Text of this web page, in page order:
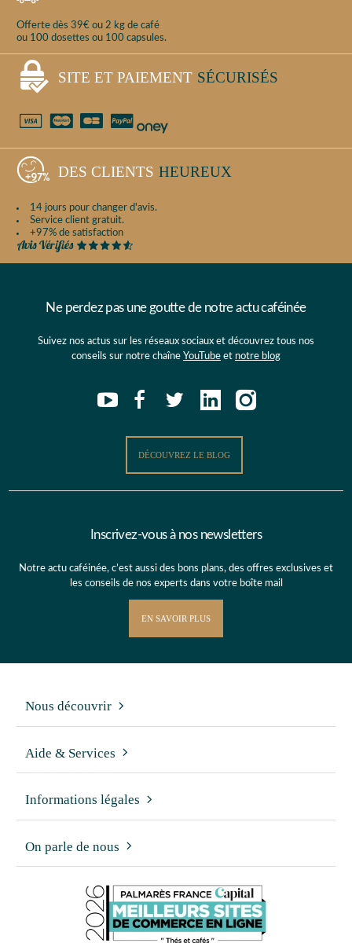
Offerte dès 39€ ou 2 kg de café
ou 100 dosettes ou 100 capsules.
SITE ET PAIEMENT SÉCURISÉS
DES CLIENTS HEUREUX
14 jours pour changer d'avis.
Service client gratuit.
+97% de satisfaction
Ne perdez pas une goutte de notre actu caféinée
Suivez nos actus sur les réseaux sociaux et découvrez tous nos
conseils sur notre chaîne YouTube et notre blog
DÉCOUVREZ LE BLOG
Inscrivez-vous à nos newsletters
Notre actu caféinée, c’est aussi des bons plans, des offres exclusives et
les conseils de nos experts dans votre boîte mail
EN SAVOIR PLUS
Nous découvrir
Aide & Services
Informations légales
On parle de nous